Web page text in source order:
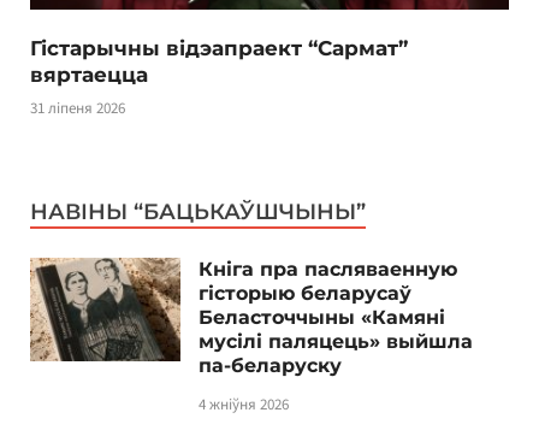
Гістарычны відэапраект “Сармат”
вяртаецца
31 ліпеня 2026
НАВІНЫ “БАЦЬКАЎШЧЫНЫ”
Кніга пра пасляваенную
гісторыю беларусаў
Беласточчыны «Камяні
мусілі паляцець» выйшла
па-беларуску
4 жніўня 2026